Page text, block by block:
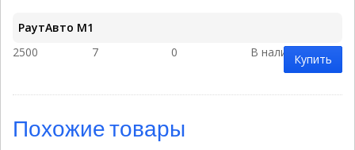
РаутАвто M1
2500
7 0 В наличииКупить
Похожие товары